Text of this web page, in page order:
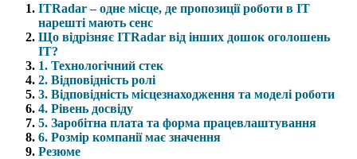
ITRadar – одне місце, де пропозиції роботи в IT
нарешті мають сенс
Що відрізняє ITRadar від інших дошок оголошень
IT?
1. Технологічний стек
2. Відповідність ролі
3. Відповідність місцезнаходження та моделі роботи
4. Рівень досвіду
5. Заробітна плата та форма працевлаштування
6. Розмір компанії має значення
Резюме